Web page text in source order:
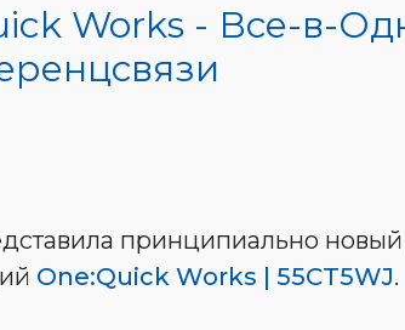
Works - Все-в-
принципиально
One:Quick Works | 55CT5WJ.